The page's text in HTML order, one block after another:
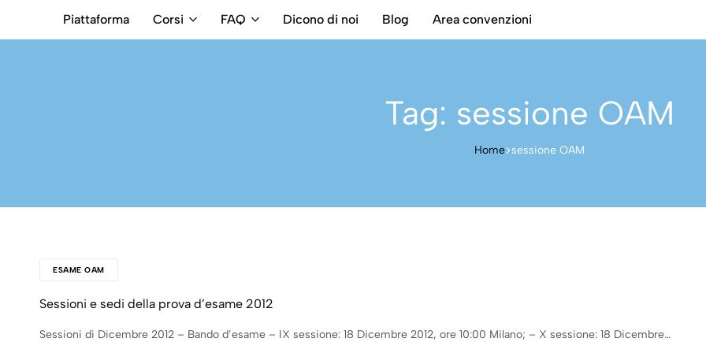
Piattaforma Corsi FAQ Dicono di noi Blog Area convenzioni
Tag: sessione OAM
Home sessione OAM
ESAME OAM
Sessioni e sedi della prova d’esame 2012
Sessioni di Dicembre 2012 – Bando d’esame – IX sessione: 18 Dicembre 2012, ore 10:00 Milano; – X sessione: 18 Dicembre…